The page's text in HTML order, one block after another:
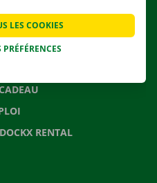
NOUS
RENTAL
LES COOKIES